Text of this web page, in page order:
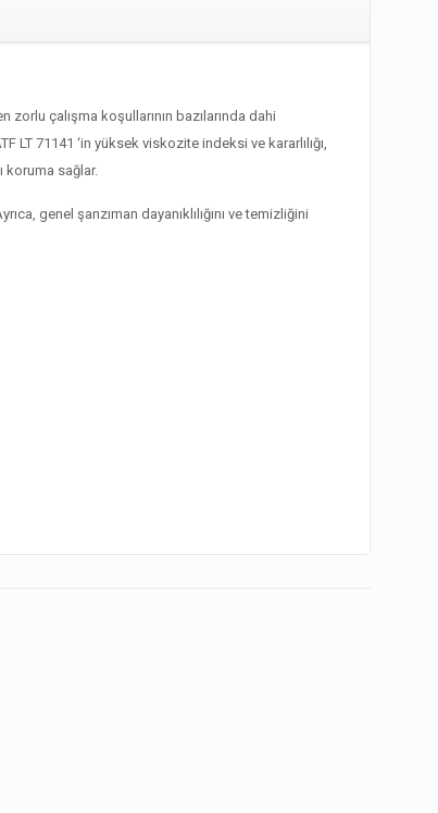
çalışma koşullarının bazılarında dahi
LT 71141 ‘in yüksek viskozite indeksi ve kararlılığı,
koruma sağlar.
genel şanzıman dayanıklılığını ve temizliğini